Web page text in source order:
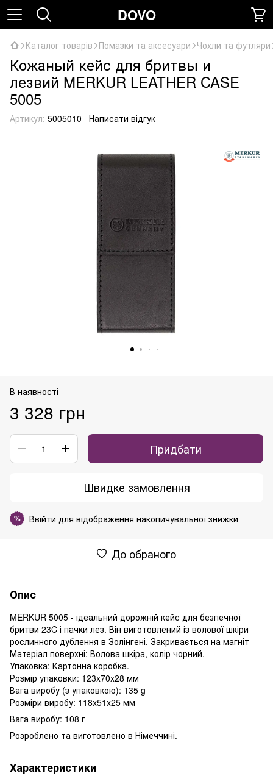
DOVO
Каталог товарів Помазки та аксесуари Чохли та футляри
Кожаный кейс для бритвы и
лезвий MERKUR LEATHER CASE
5005
Артикул: 5005010 Написати відгук
В наявності
3 328 грн
Придбати
Швидке замовлення
% Ввійти для відображення накопичувальної знижки
До обраного
Опис
MERKUR 5005 - ідеальний дорожній кейс для безпечної
бритви 23C і пачки лез. Він виготовлений із волової шкіри
рослинного дублення в Золінгені. Закривається на магніт
Матеріал поверхні: Волова шкіра, колір чорний.
Упаковка: Картонна коробка.
Розмір упаковки: 123x70x28 мм
Вага виробу (з упаковкою): 135 g
Розміри виробу: 118x51x25 мм
Вага виробу: 108 г
Розроблено та виготовлено в Німеччині.
Характеристики